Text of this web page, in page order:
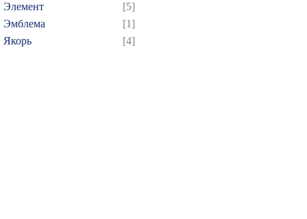
Элемент
[5]
Эмблема
[1]
Якорь
[4]